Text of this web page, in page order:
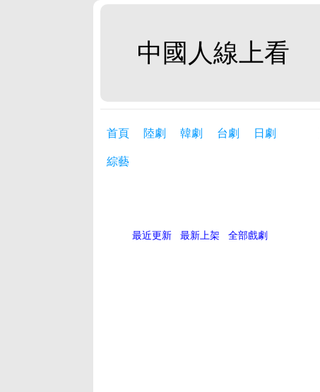
中國人線上看
首頁 陸劇 韓劇 台劇 日劇
綜藝
最近更新 最新上架 全部戲劇